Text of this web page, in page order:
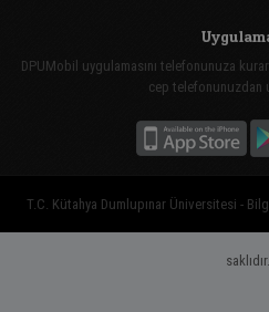
DPUMobil uygulamasını telefonunuza
cep telefonunuzdan
T.C. Kütahya Dumlupınar Üniversitesi -
saklıdır.